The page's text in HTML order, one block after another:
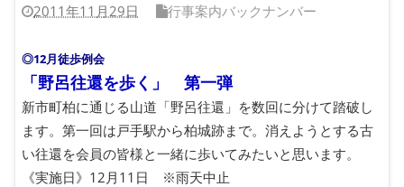
2011年11月29日 行事案内バックナンバー
◎12月徒歩例会
「野呂往還を歩く」 第一弾
新市町柏に通じる山道「野呂往還」を数回に分けて踏破し
ます。第一回は戸手駅から柏城跡まで。消えようとする古
い往還を会員の皆様と一緒に歩いてみたいと思います。
《実施日》12月11日 ※雨天中止